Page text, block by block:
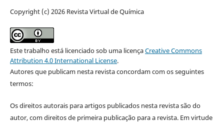
Copyright (c) 2026 Revista Virtual de Química
Este trabalho está licenciado sob uma licençaCreative Commons
Attribution 4.0 International License.
Autores que publicam nesta revista concordam com os seguintes
termos:
Os direitos autorais para artigos publicados nesta revista são do
autor, com direitos de primeira publicação para a revista. Em virtude